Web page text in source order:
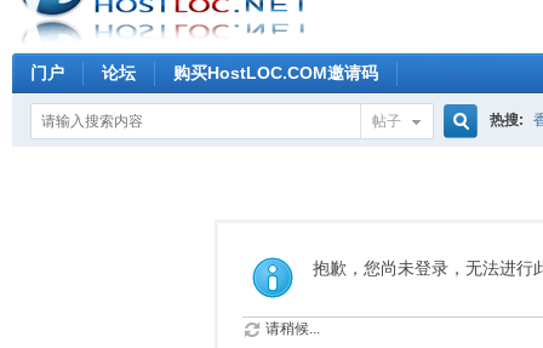
门户 论坛 购买HostLOC.COM邀请码
帖子
索
热搜:
抱歉，您尚未登录，无法进行
请稍候...